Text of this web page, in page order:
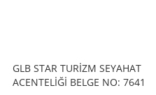
GLB STAR TURİZM SEYAHAT
ACENTELİĞİ BELGE NO: 7641